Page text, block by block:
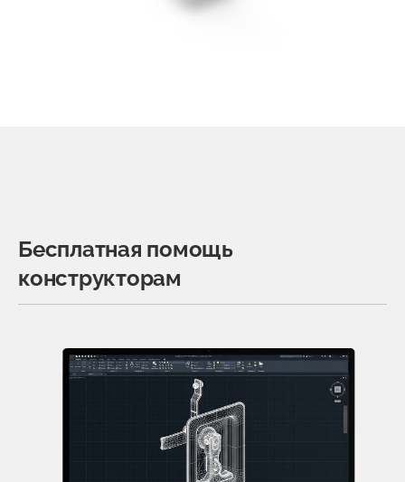
Бесплатная помощь
конструкторам